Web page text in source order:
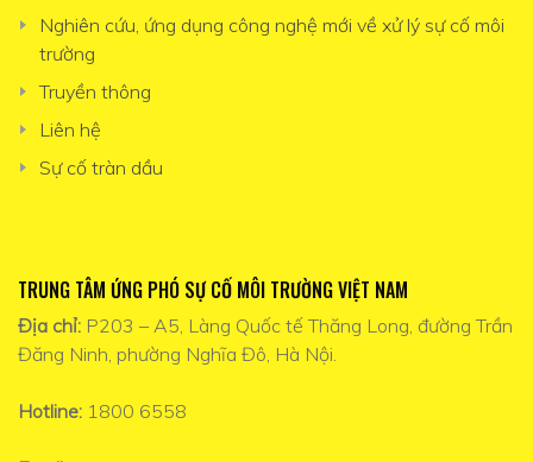
Nghiên cứu, ứng dụng công nghệ mới về xử lý sự cố môi
trường
Truyền thông
Liên hệ
Sự cố tràn dầu
TRUNG TÂM ỨNG PHÓ SỰ CỐ MÔI TRƯỜNG VIỆT NAM
Địa chỉ: P203 – A5, Làng Quốc tế Thăng Long, đường Trần
Đăng Ninh, phường Nghĩa Đô, Hà Nội.
Hotline: 1800 6558